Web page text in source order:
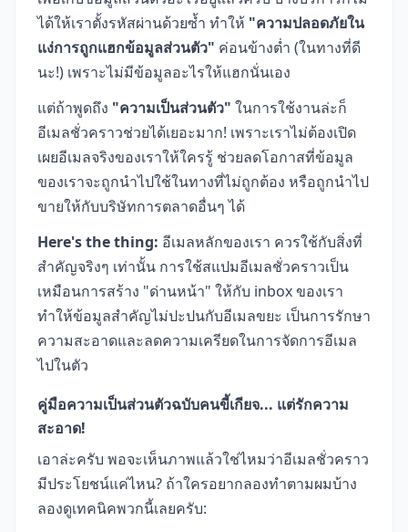
ได้ให้เราตั้งรหัสผ่านด้วยซ้ำ ทำให้ "ความปลอดภัยใน
แง่การถูกแฮกข้อมูลส่วนตัว" ค่อนข้างต่ำ (ในทางที่ดี
นะ!) เพราะไม่มีข้อมูลอะไรให้แฮกนั่นเอง
แต่ถ้าพูดถึง "ความเป็นส่วนตัว" ในการใช้งานล่ะก็
อีเมลชั่วคราวช่วยได้เยอะมาก! เพราะเราไม่ต้องเปิด
เผยอีเมลจริงของเราให้ใครรู้ ช่วยลดโอกาสที่ข้อมูล
ของเราจะถูกนำไปใช้ในทางที่ไม่ถูกต้อง หรือถูกนำไป
ขายให้กับบริษัทการตลาดอื่นๆ ได้
Here's the thing: อีเมลหลักของเรา ควรใช้กับสิ่งที่
สำคัญจริงๆ เท่านั้น การใช้สแปมอีเมลชั่วคราวเป็น
เหมือนการสร้าง "ด่านหน้า" ให้กับ inbox ของเรา
ทำให้ข้อมูลสำคัญไม่ปะปนกับอีเมลขยะ เป็นการรักษา
ความสะอาดและลดความเครียดในการจัดการอีเมล
ไปในตัว
คู่มือความเป็นส่วนตัวฉบับคนขี้เกียจ... แต่รักความ
สะอาด!
เอาล่ะครับ พอจะเห็นภาพแล้วใช่ไหมว่าอีเมลชั่วคราว
มีประโยชน์แค่ไหน? ถ้าใครอยากลองทำตามผมบ้าง
ลองดูเทคนิคพวกนี้เลยครับ: